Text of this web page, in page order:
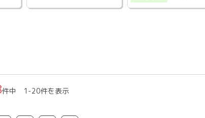
件中 1-20件を表示